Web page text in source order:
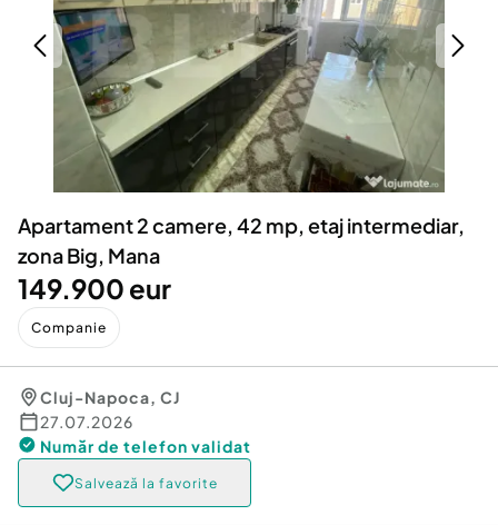
Servicii
Animale de companie
Afaceri și echipamente profesionale
Inchiriere Bunuri si Vehicule
Utilaje agricole si industriale
Piese auto si accesorii
Dacia Duster
Apartament 2 camere, 42 mp, etaj intermediar,
zona Big, Mana
149.900 eur
Companie
Cluj-Napoca, CJ
27.07.2026
Număr de telefon validat
Salvează la favorite